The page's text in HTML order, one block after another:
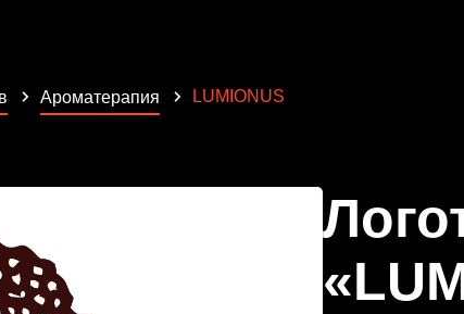
Ароматерапия LUMIONUS